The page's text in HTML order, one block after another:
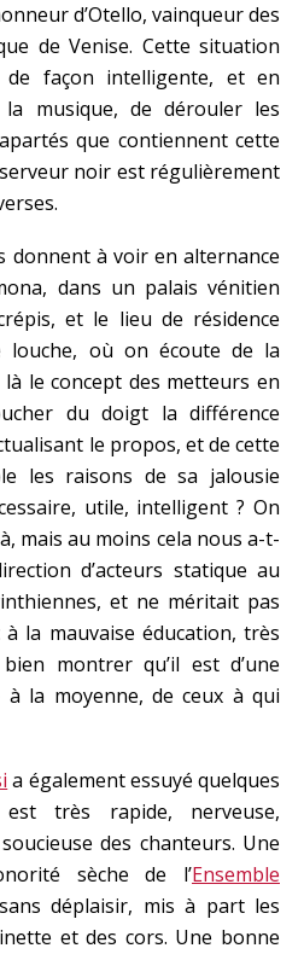
d’Otello, vainqueur des
de Venise. Cette situation
de façon intelligente, et en
musique, de dérouler les
que contiennent cette
noir est régulièrement
donnent à voir en alternance
dans un palais vénitien
et le lieu de résidence
louche, où on écoute de la
là le concept des metteurs en
du doigt la différence
le propos, et de cette
les raisons de sa jalousie
utile, intelligent ? On
mais au moins cela nous a-t-
d’acteurs statique au
et ne méritait pas
la mauvaise éducation, très
montrer qu’il est d’une
à la moyenne, de ceux à qui
a également essuyé quelques
très rapide, nerveuse,
des chanteurs. Une
sèche de l’Ensemble
déplaisir, mis à part les
et des cors. Une bonne